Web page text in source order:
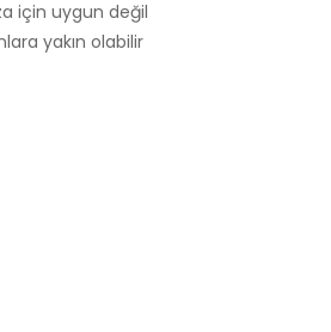
için uygun değil
yakın olabilir